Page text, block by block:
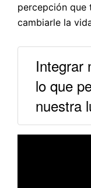
percepción que
cambiarle la
Integrar
lo que
nuestra